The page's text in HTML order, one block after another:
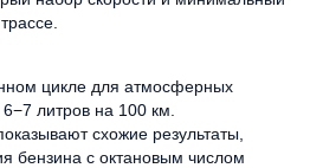
цикле для атмосферных
литров на 100 км.
схожие результаты,
бензина с октановым числом